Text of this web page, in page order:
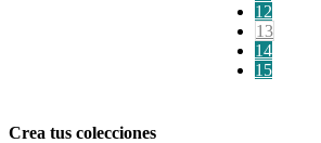
12
13
14
15
Crea tus colecciones